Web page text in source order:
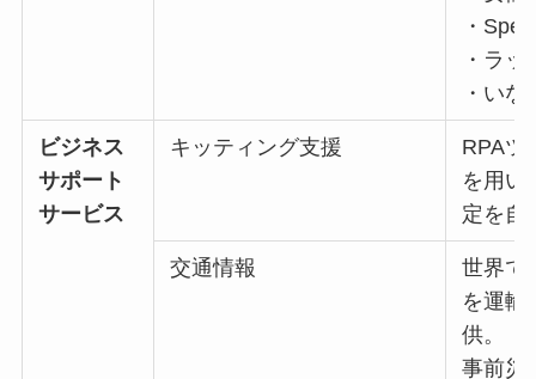
・
・ラ
・い
ビジネス
サポート
サービス
キッティング支援
RPAツ
を用い
定を自
交通情報
世界で
を運輸
供。
事前災